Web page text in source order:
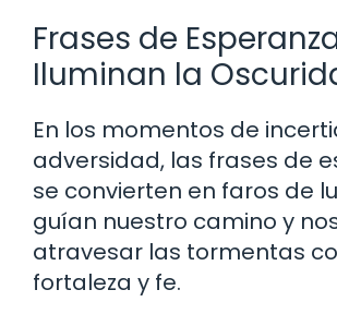
Frases de
Iluminan la
En los momentos de
adversidad, las frases de
se convierten en faros de
guían nuestro camino y
atravesar las tormentas
fortaleza y fe.